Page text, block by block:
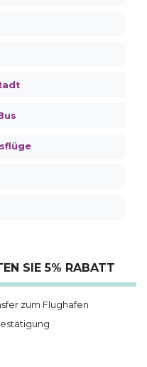
SIE 5% RABATT
zum Flughafen